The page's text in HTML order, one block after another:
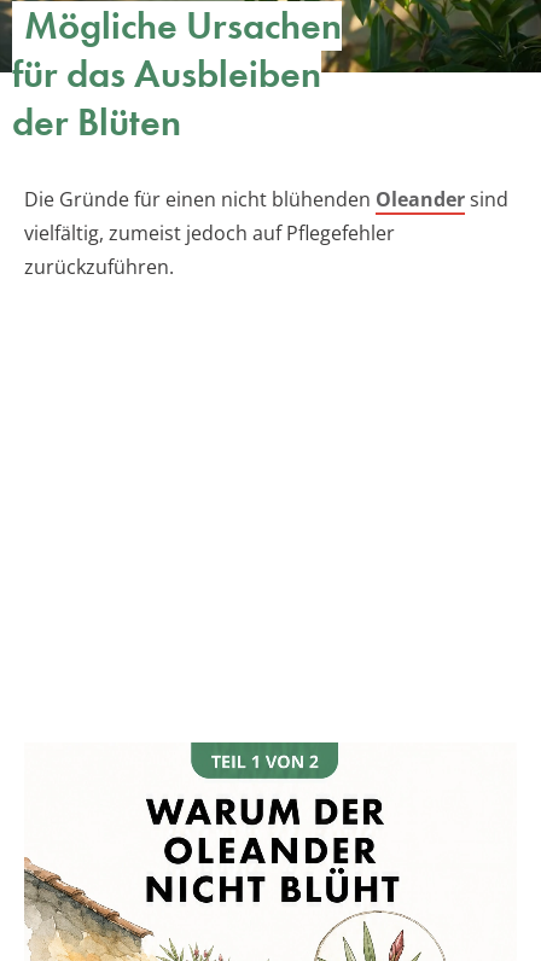
Mögliche Ursachen
für das Ausbleiben
der Blüten
Die Gründe für einen nicht blühenden Oleandersind
vielfältig, zumeist jedoch auf Pflegefehler
zurückzuführen.